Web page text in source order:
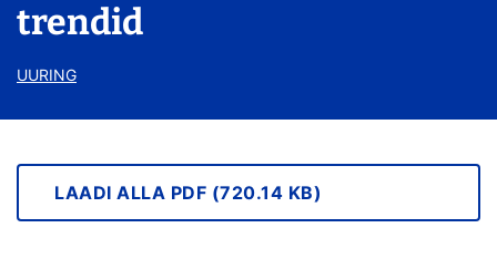
trendid
UURING
LAADI ALLA PDF (720.14 KB)